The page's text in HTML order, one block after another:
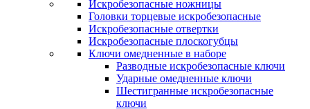
Искробезопасные ножницы
Головки торцевые искробезопасные
Искробезопасные отвертки
Искробезопасные плоскогубцы
Ключи омедненные в наборе
Разводные искробезопасные ключи
Ударные омедненные ключи
Шестигранные искробезопасные
ключи